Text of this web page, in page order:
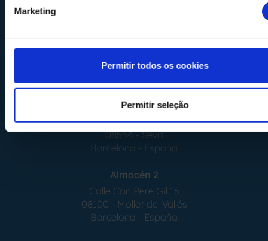
Marketing
Permitir todos os cookies
Permitir seleção
Almacén 1
Calle Serrat de la Creu, 17
08554 - Seva
Barcelona - España
Almacén 2
Calle Can Pere Gil 16
08100 - Mollet del Vallés
Barcelona - España